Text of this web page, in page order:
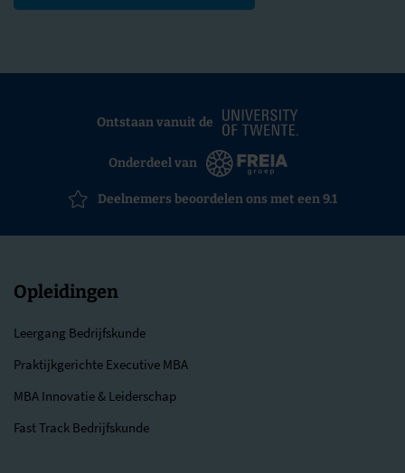
Ontstaan vanuit de
Onderdeel van
Deelnemers beoordelen ons met een 9.1
Opleidingen
Leergang Bedrijfskunde
Praktijkgerichte Executive MBA
MBA Innovatie & Leiderschap
Fast Track Bedrijfskunde